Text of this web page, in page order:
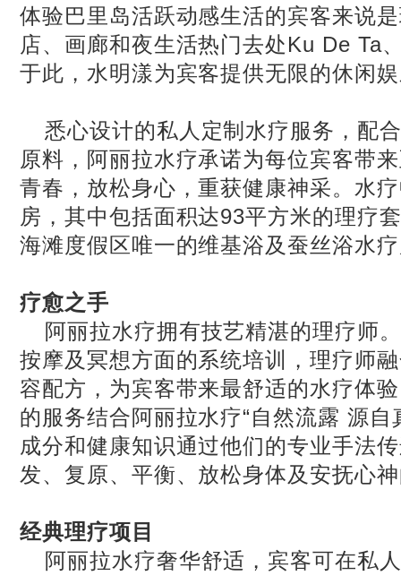
体验巴里岛活跃动感生活的宾客来说
店、画廊和夜生活热门去处Ku De Ta
于此，水明漾为宾客提供无限的休闲
悉心设计的私人定制水疗服务，配
原料，阿丽拉水疗承诺为每位宾客带
青春，放松身心，重获健康神采。水
房，其中包括面积达93平方米的理疗
海滩度假区唯一的维基浴及蚕丝浴水
疗愈之手
阿丽拉水疗拥有技艺精湛的理疗师
按摩及冥想方面的系统培训，理疗师
容配方，为宾客带来最舒适的水疗体
的服务结合阿丽拉水疗“自然流露 源自
成分和健康知识通过他们的专业手法
发、复原、平衡、放松身体及安抚心
经典理疗项目
阿丽拉水疗奢华舒适，宾客可在私